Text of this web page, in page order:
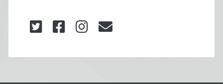
twitterfacebookinstagram